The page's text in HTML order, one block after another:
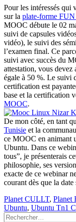
Pour les intéressés
sur la plate-forme
MOOC débute le 02
suivi de capsules
vidéo), le suivi des
l’examen final. Ce
suivi avec succès du
attestation, vous
égale à 50 %. Le suivi
certification est
base et la certification
MOOC.
De mon côté, en tant
Tunisie et la
ce MOOC en animant
Ubuntu. Dans ce
tous”, je présenterais
philosophie, ses
exacte de ce webinar
courant dès que la date
Planet CULLT, Planet
Ubuntu, Ubuntu Tn1
Rechercher :